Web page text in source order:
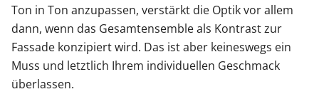
Ton in Ton anzupassen, verstärkt die Optik vor allem
dann, wenn das Gesamtensemble als Kontrast zur
Fassade konzipiert wird. Das ist aber keineswegs ein
Muss und letztlich Ihrem individuellen Geschmack
überlassen.